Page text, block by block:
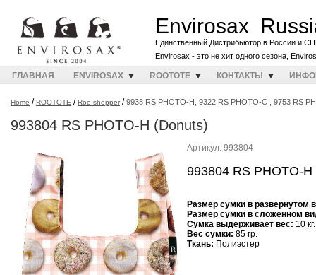
Envirosax
Единственный Дистрибьютор в России и
Envirosax - это не хит одного сезона,
ГЛАВНАЯ ENVIROSAX ROOTOTE КОНТАКТЫ
Home /ROOTOTE /Roo-shopper/9938 RS PHOTO-H, 9322 RS PHOTO-C , 9753 RS
993804 RS PHOTO-H (Donuts)
Артикул: 993804
993804 RS PHOTO-H
Размер сумки в развернутом
Размер сумки в сложенном
Cумка выдерживает вес: 10 кг.
Вес сумки: 85 гр.
Ткань: Полиэстер